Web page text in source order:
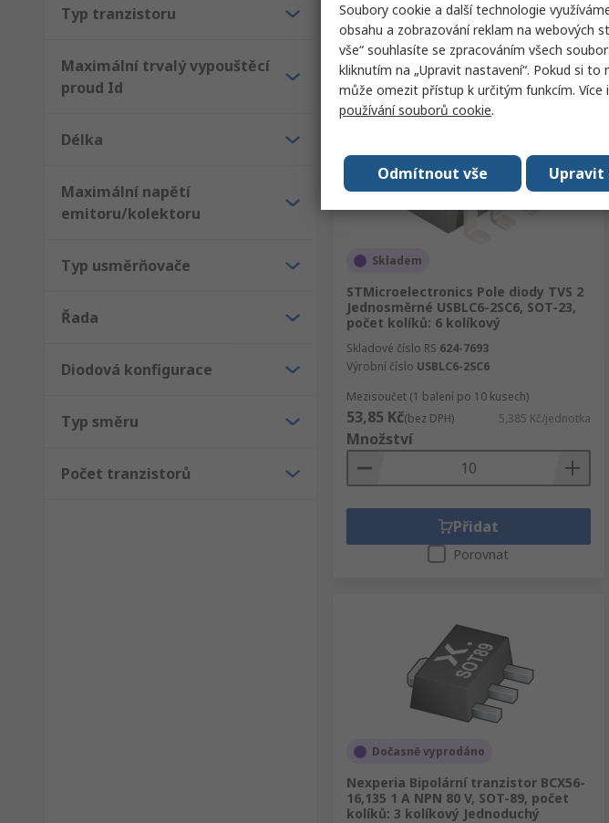
Typ tranzistoru
Maximální trvalý vypouštěcí
proud Id
Délka
Maximální napětí
emitoru/kolektoru
Typ usměrňovače
Řada
Diodová konfigurace
Typ směru
Počet tranzistorů
Přidat
Porovnat
Skladem
STMicroelectronics Pole diody TVS 2
Jednosměrné USBLC6-2SC6, SOT-23,
počet kolíků: 6 kolíkový
Skladové číslo RS 624-7693
Výrobní číslo USBLC6-2SC6
Mezisoučet (1 balení po 10 kusech)
53,85 Kč(bez DPH) 5,385 Kč/jednotka
Množství
Přidat
Porovnat
Dočasně vyprodáno
Nexperia Bipolární tranzistor BCX56-
16,135 1 A NPN 80 V, SOT-89, počet
kolíků: 3 kolíkový Jednoduchý
Soubory cookie a další technologie
obsahu a zobrazování reklam na webových
vše“ souhlasíte se zpracováním všech
kliknutím na „Upravit nastavení“. Pokud si
může omezit přístup k určitým funkcím. Více
používání souborů cookie.
Upravit
Odmítnout vše